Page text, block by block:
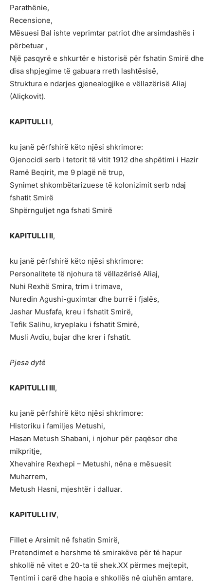
Parathënie,
Recensione,
Mësuesi Bal ishte veprimtar patriot dhe arsimdashës i
përbetuar ,
Një pasqyrë e shkurtër e historisë për fshatin Smirë dhe
disa shpjegime të gabuara rreth lashtësisë,
Struktura e ndarjes gjenealogjike e vëllazërisë Aliaj
(Aliçkovit).
KAPITULLI I,
ku janë përfshirë këto njësi shkrimore:
Gjenocidi serb i tetorit të vitit 1912 dhe shpëtimi i Hazir
Ramë Beqirit, me 9 plagë në trup,
Synimet shkombëtarizuese të kolonizimit serb ndaj
fshatit Smirë
Shpërnguljet nga fshati Smirë
KAPITULLI II,
ku janë përfshirë këto njësi shkrimore:
Personalitete të njohura të vëllazërisë Aliaj,
Nuhi Rexhë Smira, trim i trimave,
Nuredin Agushi-guximtar dhe burrë i fjalës,
Jashar Musfafa, kreu i fshatit Smirë,
Tefik Salihu, kryeplaku i fshatit Smirë,
Musli Avdiu, bujar dhe krer i fshatit.
Pjesa dytë
KAPITULLI III,
ku janë përfshirë këto njësi shkrimore:
Historiku i familjes Metushi,
Hasan Metush Shabani, i njohur për paqësor dhe
mikpritje,
Xhevahire Rexhepi – Metushi, nëna e mësuesit
Muharrem,
Metush Hasni, mjeshtër i dalluar.
KAPITULLI IV,
Fillet e Arsimit në fshatin Smirë,
Pretendimet e hershme të smirakëve për të hapur
shkollë në vitet e 20-ta të shek.XX përmes mejtepit,
Tentimi i parë dhe hapja e shkollës në gjuhën amtare,